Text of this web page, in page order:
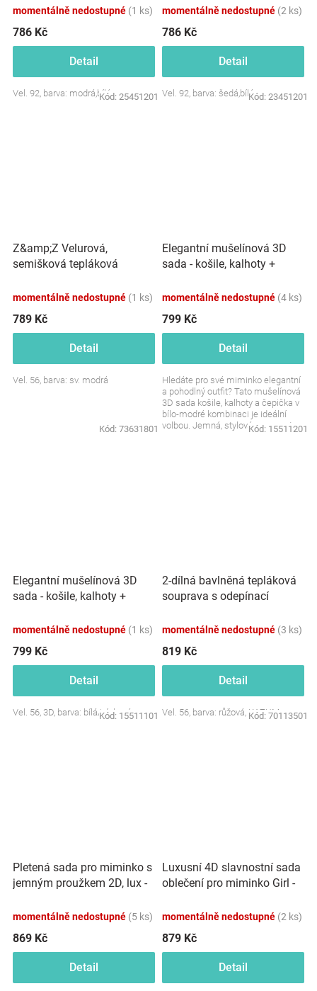
kárko,vel. 92
momentálně nedostupné (1 ks)
786 Kč
Detail
Vel. 92, barva: modrá,bílá
Kód: 25451201
vel. 92
momentálně nedostupné (2 ks)
786 Kč
Detail
Vel. 92, barva: šedá,bíláKód: 23451201
Z&amp;Z Velurová,
semišková tepláková
sv. modrá
momentálně nedostupné (1 ks)
789 Kč
Detail
Vel. 56, barva: sv. modrá
Kód: 73631801
Elegantní mušelínová 3D
sada - košile, kalhoty +
momentálně nedostupné (4 ks)
799 Kč
Detail
Hledáte pro své miminko elegantní
a pohodlný outfit? Tato mušelínová
3D sada košile, kalhoty a čepička v
bílo-modré kombinaci je ideální
volbou. Jemná, stylová a naprosto...
Kód: 15511201
Elegantní mušelínová 3D
sada - košile, kalhoty +
bílá/písková
momentálně nedostupné (1 ks)
799 Kč
Detail
Vel. 56, 3D, barva: bílá/písková
Kód: 15511101
2-dílná bavlněná tepláková
souprava s odepínací
momentálně nedostupné (3 ks)
819 Kč
Detail
Vel. 56, barva: růžová, KAZUM
Kód: 70113501
Pletená sada pro miminko s
jemným proužkem 2D, lux -
momentálně nedostupné (5 ks)
869 Kč
Detail
Luxusní 4D slavnostní sada
oblečení pro miminko Girl -
momentálně nedostupné (2 ks)
879 Kč
Detail